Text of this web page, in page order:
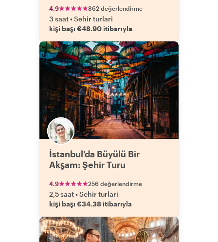
4.9 862 değerlendirme
3 saat•Sehir turlari
kişi başı €48.90 itibarıyla
İstanbul'da Büyülü Bir
Akşam: Şehir Turu
4.9 256 değerlendirme
2,5 saat•Sehir turlari
kişi başı €34.38 itibarıyla